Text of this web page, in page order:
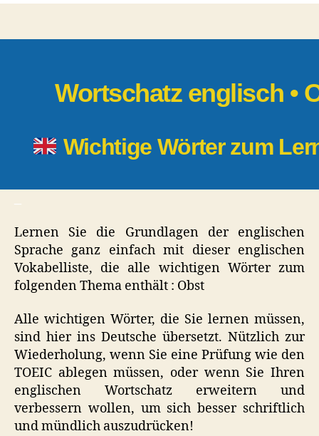
Wortschatz englisch •
Wichtige Wörter zum
Lernen Sie die Grundlagen der englischen
Sprache ganz einfach mit dieser englischen
Vokabelliste, die alle wichtigen Wörter zum
folgenden Thema enthält : Obst
Alle wichtigen Wörter, die Sie lernen müssen,
sind hier ins Deutsche übersetzt. Nützlich zur
Wiederholung, wenn Sie eine Prüfung wie den
TOEIC ablegen müssen, oder wenn Sie Ihren
englischen Wortschatz erweitern und
verbessern wollen, um sich besser schriftlich
und mündlich auszudrücken!